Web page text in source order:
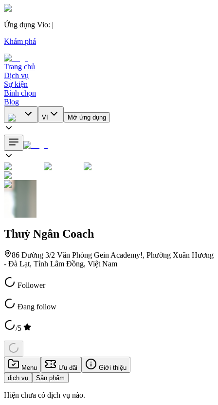
Ứng dụng Vio: |
Khám phá
Trang chủ
Dịch vụ
Sự kiện
Bình chọn
Blog
VI Mở ứng dụng
Thuỳ Ngân Coach
86 Đường 3/2 Văn Phòng Gein Academy!, Phường Xuân Hương
- Đà Lạt, Tỉnh Lâm Đồng, Việt Nam
Follower
Đang follow
/5
Menu Ưu đãi
Giới thiệu
dịch vụ
Sản phẩm
Hiện chưa có dịch vụ nào.